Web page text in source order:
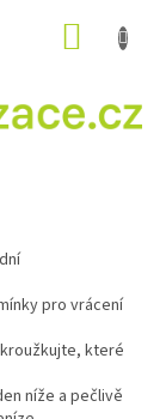
pro vrácení
které
níže a pečlivě